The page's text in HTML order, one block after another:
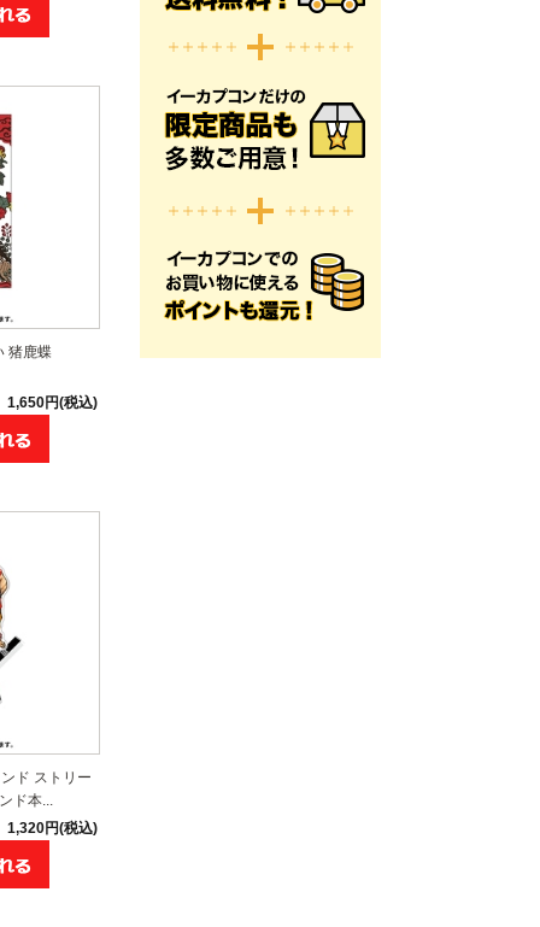
猪鹿蝶
1,650円(税込)
ド ストリー
ド本...
1,320円(税込)